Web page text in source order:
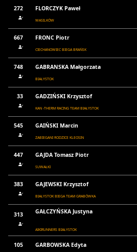
272 FLORCZYK Paweł
WASILKÓW
667 FRONC Piotr
CIECHANOWIEC BIEGA BRAŃSK
748 GABRANSKA Małgorzata
BIAŁYSTOK
33 GADZIŃSKI Krzysztof
KAN -THERM RACING TEAM BIAŁYSTOK
545 GAIŃSKI Marcin
ZABIEGANI RODZICE KLEOSIN
447 GAJDA Tomasz Piotr
SUWAŁKI
383 GAJEWSKI Krzysztof
BIAŁYSTOK BIEGA TEAM GRABÓWKA
313 GAŁCZYŃSKA Justyna
AIKIRUNNERS BIAŁYSTOK
105 GARBOWSKA Edyta